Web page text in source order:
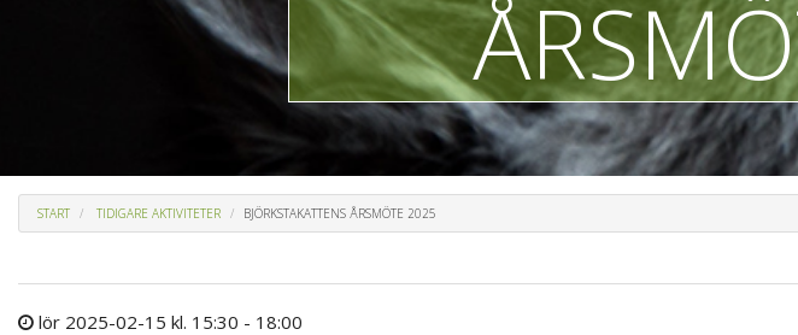
START TIDIGARE AKTIVITETER BJÖRKSTAKATTENS ÅRSMÖTE 2025
lör 2025-02-15 kl. 15:30 - 18:00